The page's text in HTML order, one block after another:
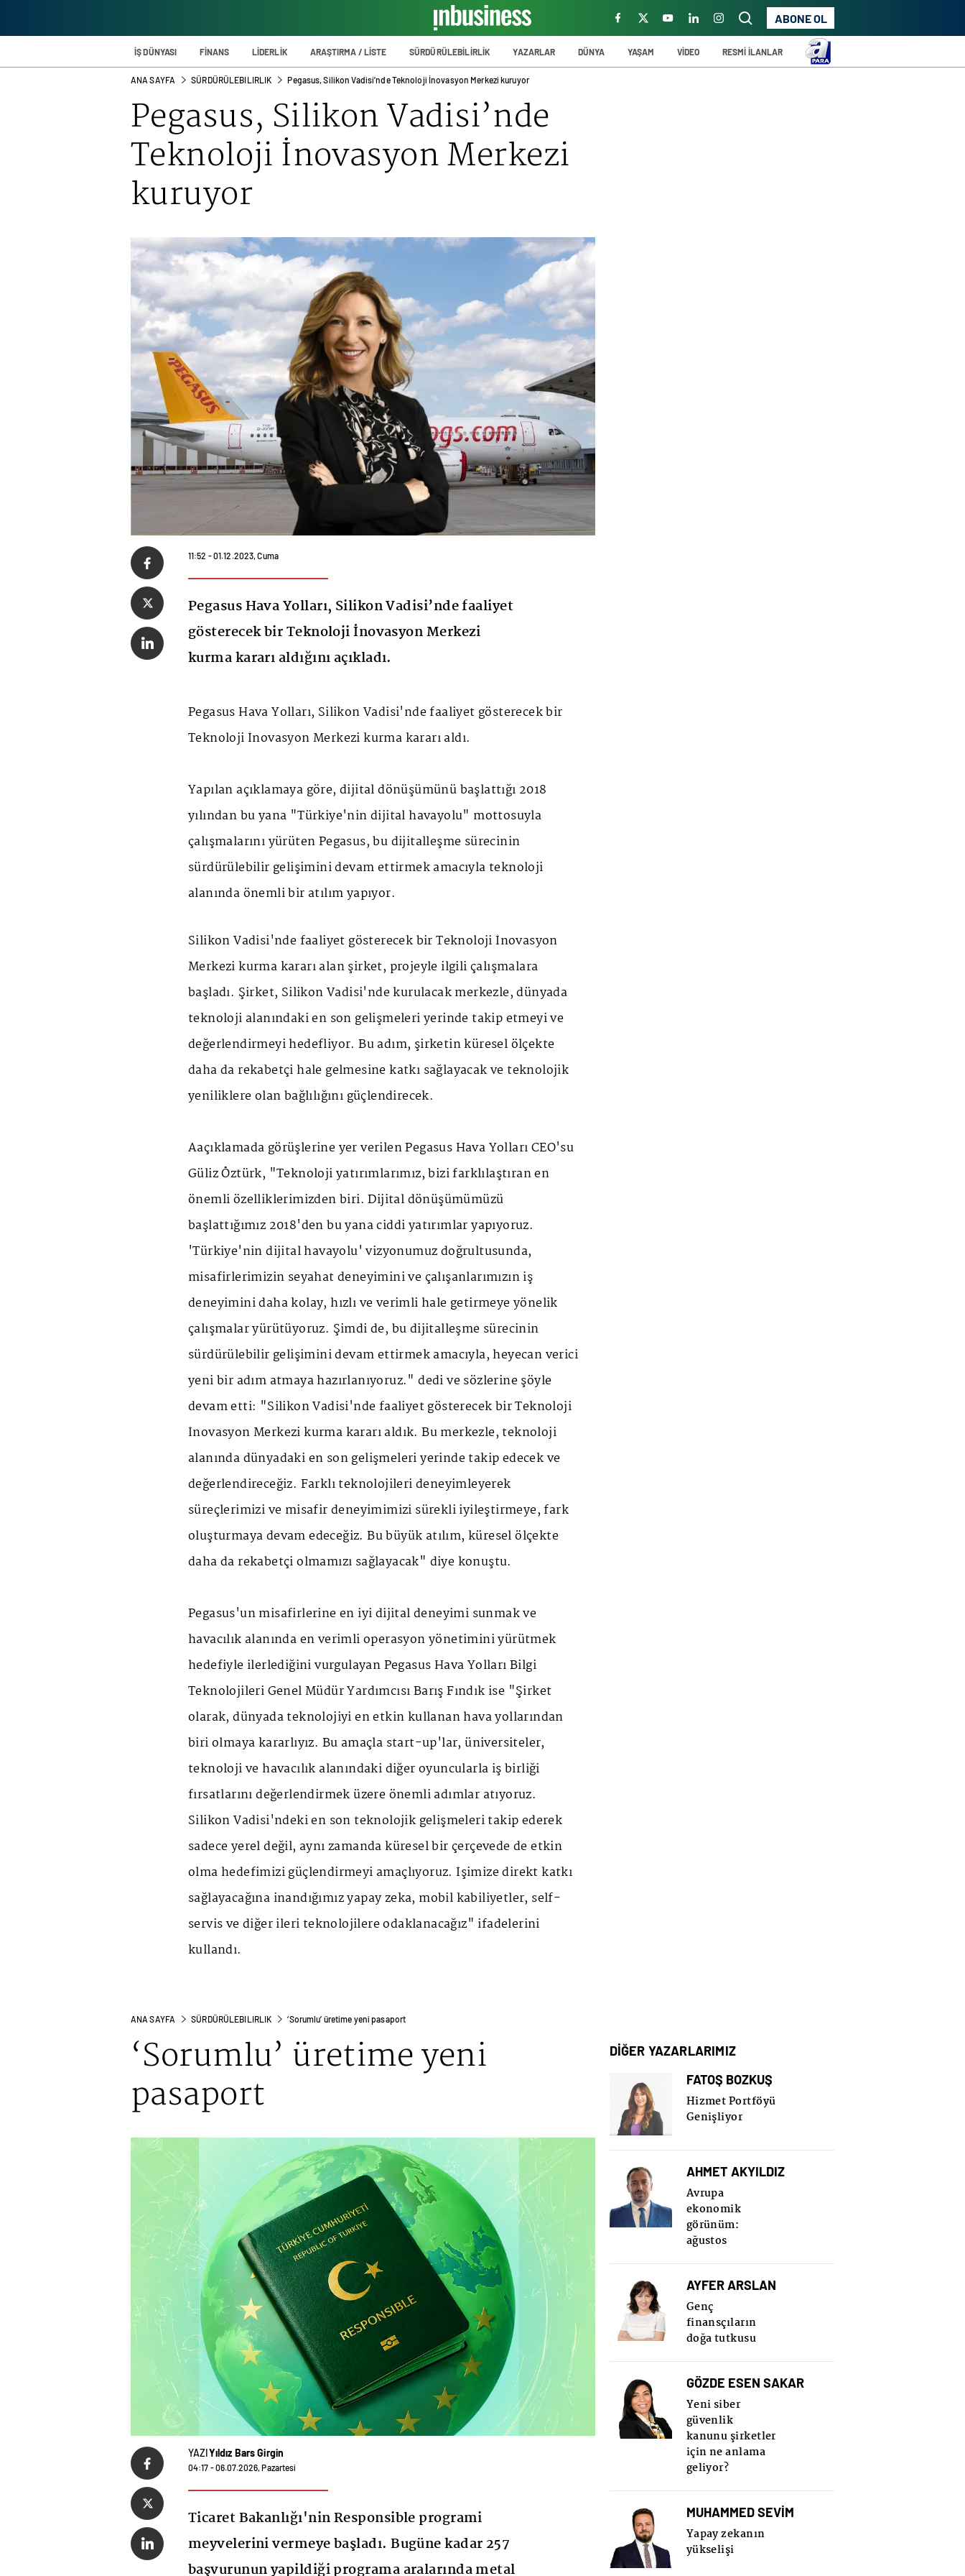
ABONE OL
İŞ DÜNYASI FİNANS LİDERLİK ARAŞTIRMA / LİSTE SÜRDÜRÜLEBİLİRLİK YAZARLAR DÜNYA YAŞAM VİDEO RESMİ İLANLAR
ANA SAYFA SÜRDÜRÜLEBILIRLIK Pegasus, Silikon Vadisi’nde Teknoloji İnovasyon Merkezi kuruyor
Pegasus, Silikon Vadisi’nde
Teknoloji İnovasyon Merkezi
kuruyor
11:52 - 01.12.2023, Cuma
Pegasus Hava Yolları, Silikon Vadisi’nde faaliyet
gösterecek bir Teknoloji İnovasyon Merkezi
kurma kararı aldığını açıkladı.
PegasusHava Yolları, Silikon Vadisi'nde faaliyet gösterecek bir
Teknoloji İnovasyon Merkezi kurma kararı aldı.
Yapılan açıklamaya göre, dijital dönüşümünü başlattığı 2018
yılından bu yana "Türkiye'nin dijital havayolu" mottosuyla
çalışmalarını yürüten Pegasus, bu dijitalleşme sürecinin
sürdürülebilir gelişimini devam ettirmek amacıyla teknoloji
alanında önemli bir atılım yapıyor.
Silikon Vadisi'nde faaliyet gösterecek bir Teknoloji İnovasyon
Merkezi kurma kararı alan şirket, projeyle ilgili çalışmalara
başladı. Şirket, Silikon Vadisi'nde kurulacak merkezle, dünyada
teknoloji alanındaki en son gelişmeleri yerinde takip etmeyi ve
değerlendirmeyi hedefliyor. Bu adım, şirketin küresel ölçekte
daha da rekabetçi hale gelmesine katkı sağlayacak ve teknolojik
yeniliklere olan bağlılığını güçlendirecek.
Aaçıklamada görüşlerine yer verilen Pegasus Hava Yolları CEO'su
Güliz Öztürk, "Teknoloji yatırımlarımız, bizi farklılaştıran en
önemli özelliklerimizden biri. Dijital dönüşümümüzü
başlattığımız 2018'den bu yana ciddi yatırımlar yapıyoruz.
'Türkiye'nin dijital havayolu' vizyonumuz doğrultusunda,
misafirlerimizin seyahat deneyimini ve çalışanlarımızın iş
deneyimini daha kolay, hızlı ve verimli hale getirmeye yönelik
çalışmalar yürütüyoruz. Şimdi de, bu dijitalleşme sürecinin
sürdürülebilir gelişimini devam ettirmek amacıyla, heyecan verici
yeni bir adım atmaya hazırlanıyoruz." dedi ve sözlerine şöyle
devam etti: "Silikon Vadisi'nde faaliyet gösterecek bir Teknoloji
İnovasyon Merkezi kurma kararı aldık. Bu merkezle, teknoloji
alanında dünyadaki en son gelişmeleri yerinde takip edecek ve
değerlendireceğiz. Farklı teknolojileri deneyimleyerek
süreçlerimizi ve misafir deneyimimizi sürekli iyileştirmeye, fark
oluşturmaya devam edeceğiz. Bu büyük atılım, küresel ölçekte
daha da rekabetçi olmamızı sağlayacak" diye konuştu.
Pegasus'un misafirlerine en iyi dijital deneyimi sunmak ve
havacılık alanında en verimli operasyon yönetimini yürütmek
hedefiyle ilerlediğini vurgulayan Pegasus Hava Yolları Bilgi
Teknolojileri Genel Müdür Yardımcısı Barış Fındık ise "Şirket
olarak, dünyada teknolojiyi en etkin kullanan hava yollarından
biri olmaya kararlıyız. Bu amaçla start-up'lar, üniversiteler,
teknoloji ve havacılık alanındaki diğer oyuncularla iş birliği
fırsatlarını değerlendirmek üzere önemli adımlar atıyoruz.
Silikon Vadisi'ndeki en son teknolojik gelişmeleri takip ederek
sadece yerel değil, aynı zamanda küresel bir çerçevede de etkin
olma hedefimizi güçlendirmeyi amaçlıyoruz. İşimize direkt katkı
sağlayacağına inandığımız yapay zeka, mobil kabiliyetler, self-
servis ve diğer ileri teknolojilere odaklanacağız" ifadelerini
kullandı.
ANA SAYFA SÜRDÜRÜLEBILIRLIK ‘Sorumlu’ üretime yeni pasaport
‘Sorumlu’ üretime yeni
pasaport
YAZIYıldız Bars Girgin
04:17 - 06.07.2026, Pazartesi
Ticaret Bakanlığı'nin Responsible programi
meyvelerini vermeye başladı. Bugüne kadar 257
başvurunun yapildiği programa aralarında metal
DİĞER YAZARLARIMIZ
FATOŞ BOZKUŞ
Hizmet Portföyü
Genişliyor
AHMET AKYILDIZ
Avrupa
ekonomik
görünüm:
ağustos
AYFER ARSLAN
Genç
finansçıların
doğa tutkusu
GÖZDE ESEN SAKAR
Yeni siber
güvenlik
kanunu şirketler
için ne anlama
geliyor?
MUHAMMED SEVİM
Yapay zekanın
yükselişi